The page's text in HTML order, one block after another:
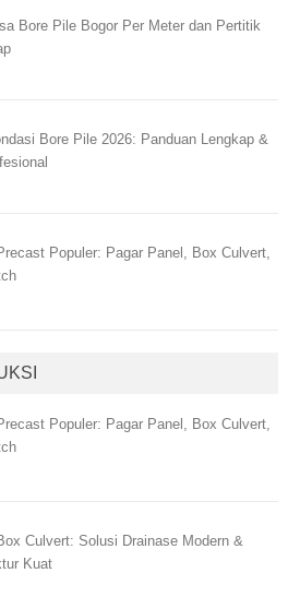
Bore Pile Bogor Per Meter dan Pertitik
Bore Pile 2026: Panduan Lengkap &
Populer: Pagar Panel, Box Culvert,
Populer: Pagar Panel, Box Culvert,
Culvert: Solusi Drainase Modern &
Kuat